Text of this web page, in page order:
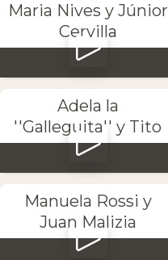
Maria Nives y Júnior
Cervilla
Adela la
''Galleguita'' y Tito
Manuela Rossi y
Juan Malizia